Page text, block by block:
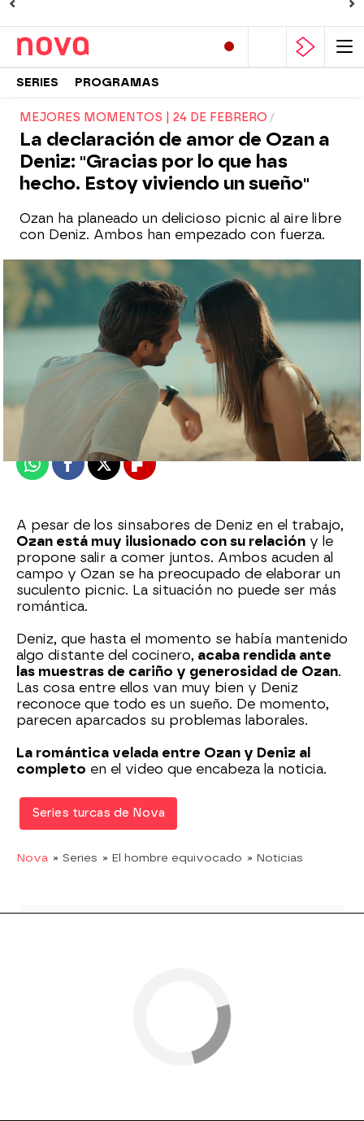
SERIES PROGRAMAS
MEJORES MOMENTOS | 24 DE FEBRERO
La declaración de amor de Ozan a
Deniz: "Gracias por lo que has
hecho. Estoy viviendo un sueño"
Ozan ha planeado un delicioso picnic al aire libre
con Deniz. Ambos han empezado con fuerza.
Nova
Madrid
25 de febrero de 2022, 02:04
WhatsappFacebook
X Flipboard
A pesar de los sinsabores de Deniz en el trabajo,
Ozan está muy ilusionado con su relación y le
propone salir a comer juntos. Ambos acuden al
campo y Ozan se ha preocupado de elaborar un
suculento picnic. La situación no puede ser más
romántica.
Deniz, que hasta el momento se había mantenido
algo distante del cocinero, acaba rendida ante
las muestras de cariño y generosidad de Ozan.
Las cosa entre ellos van muy bien y Deniz
reconoce que todo es un sueño. De momento,
parecen aparcados su problemas laborales.
La romántica velada entre Ozan y Deniz al
completo en el video que encabeza la noticia.
Series turcas de Nova
Nova » Series » El hombre equivocado » Noticias